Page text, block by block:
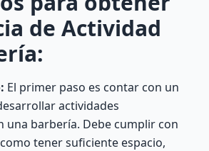
de Actividad
El primer paso es contar con un
actividades
una barbería. Debe cumplir con
tener suficiente espacio,